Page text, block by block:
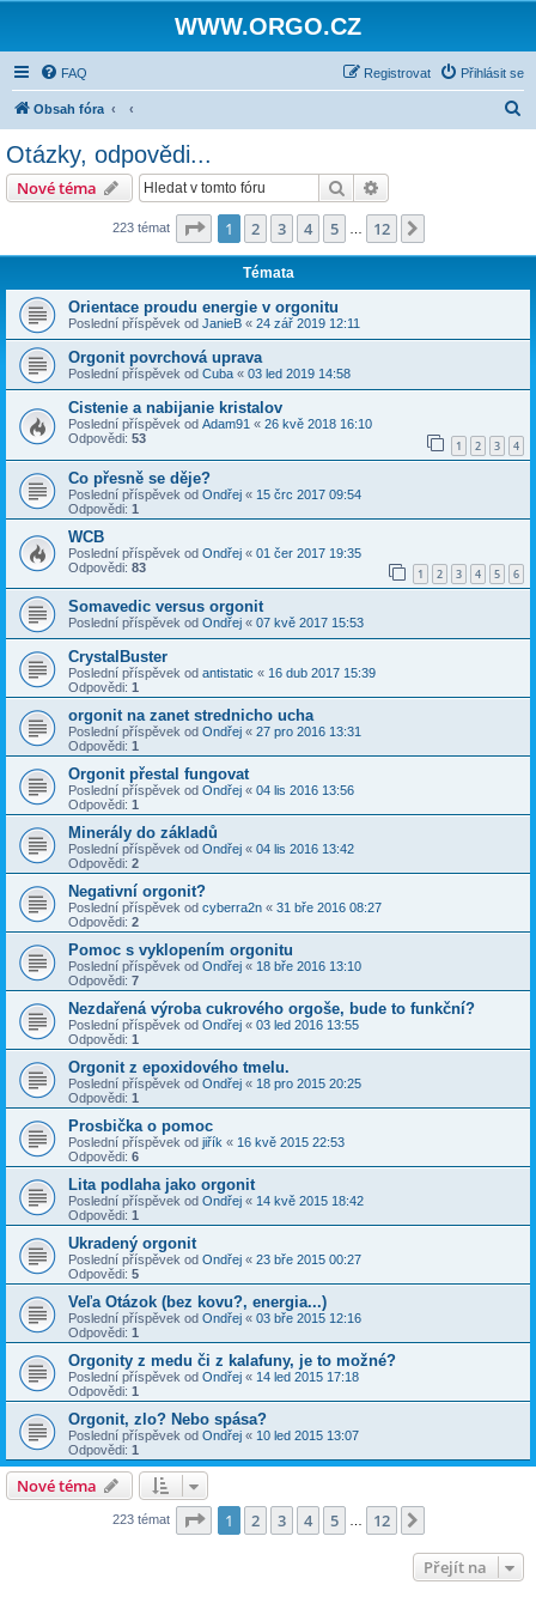
WWW.ORGO.CZ
FAQ Přihlásit se
Registrovat
Obsah fóra
Otázky, odpovědi...
Nové téma Hledat
223 témat Stránka z 12
1 2 3 4 5 12
Témata
Orientace proudu energie v orgonitu
Poslední příspěvek od JanieB « 24 zář 2019 12:11
Orgonit povrchová uprava
Poslední příspěvek od Cuba « 03 led 2019 14:58
Cistenie a nabijanie kristalov
Poslední příspěvek od Adam91 « 26 kvě 2018 16:10
Odpovědi: 53 1 2 3 4
Co přesně se děje?
Poslední příspěvek od Ondřej « 15 črc 2017 09:54
Odpovědi: 1
WCB
Poslední příspěvek od Ondřej « 01 čer 2017 19:35
Odpovědi: 83 1 2 3 4 5 6
Somavedic versus orgonit
Poslední příspěvek od Ondřej « 07 kvě 2017 15:53
CrystalBuster
Poslední příspěvek od antistatic « 16 dub 2017 15:39
Odpovědi: 1
orgonit na zanet strednicho ucha
Poslední příspěvek od Ondřej « 27 pro 2016 13:31
Odpovědi: 1
Orgonit přestal fungovat
Poslední příspěvek od Ondřej « 04 lis 2016 13:56
Odpovědi: 1
Minerály do základů
Poslední příspěvek od Ondřej « 04 lis 2016 13:42
Odpovědi: 2
Negativní orgonit?
Poslední příspěvek od cyberra2n « 31 bře 2016 08:27
Odpovědi: 2
Pomoc s vyklopením orgonitu
Poslední příspěvek od Ondřej « 18 bře 2016 13:10
Odpovědi: 7
Nezdařená výroba cukrového orgoše, bude to funkční?
Poslední příspěvek od Ondřej « 03 led 2016 13:55
Odpovědi: 1
Orgonit z epoxidového tmelu.
Poslední příspěvek od Ondřej « 18 pro 2015 20:25
Odpovědi: 1
Prosbička o pomoc
Poslední příspěvek od jiřík « 16 kvě 2015 22:53
Odpovědi: 6
Lita podlaha jako orgonit
Poslední příspěvek od Ondřej « 14 kvě 2015 18:42
Odpovědi: 1
Ukradený orgonit
Poslední příspěvek od Ondřej « 23 bře 2015 00:27
Odpovědi: 5
Veľa Otázok (bez kovu?, energia...)
Poslední příspěvek od Ondřej « 03 bře 2015 12:16
Odpovědi: 1
Orgonity z medu či z kalafuny, je to možné?
Poslední příspěvek od Ondřej « 14 led 2015 17:18
Odpovědi: 1
Orgonit, zlo? Nebo spása?
Poslední příspěvek od Ondřej « 10 led 2015 13:07
Odpovědi: 1
Nové téma
223 témat Stránka z 12
1 2 3 4 5 12
Přejít na